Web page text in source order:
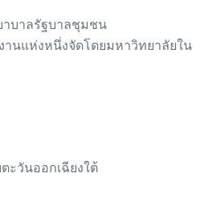
บาลรัฐบาลชุมชน
านแห่งหนึ่งจัดโดยมหาวิทยาลัยใน
ะวันออกเฉียงใต้